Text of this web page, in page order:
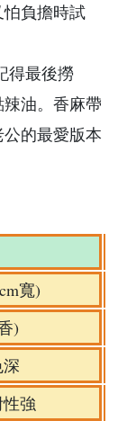
負擔時試
得最後撈
油。香麻帶
的最愛版本
寬)
)
強